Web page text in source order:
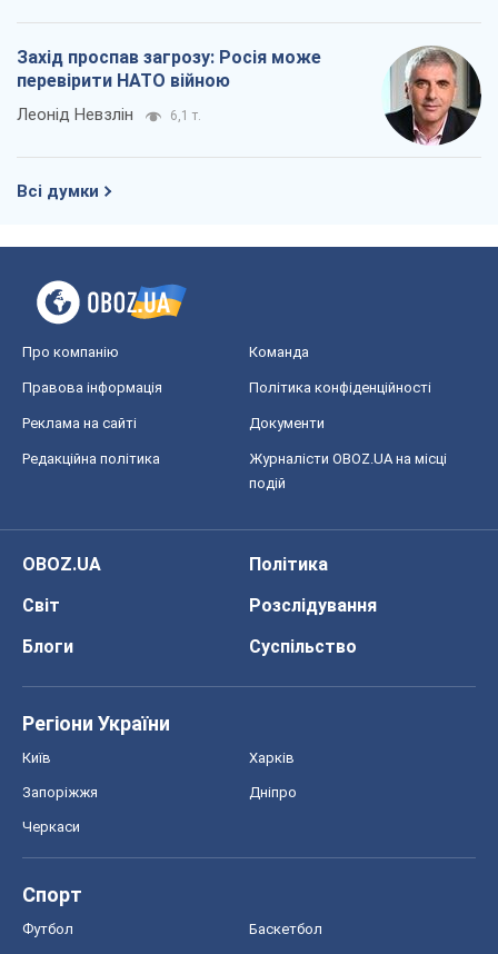
Захід проспав загрозу: Росія може
перевірити НАТО війною
Леонід Невзлін 6,1 т.
Всі думки
Про компанію Команда
Правова інформація Політика конфіденційності
Реклама на сайті Документи
Редакційна політика
Журналісти OBOZ.UA на місці
подій
OBOZ.UA
Політика
Світ
Розслідування
Блоги
Суспільство
Регіони України
Київ Харків
Запоріжжя Дніпро
Черкаси
Спорт
Футбол Баскетбол